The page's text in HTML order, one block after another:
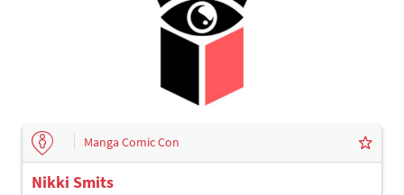
Manga Comic Con
Nikki Smits